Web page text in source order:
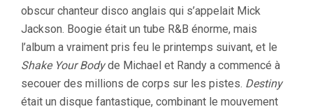
obscur chanteur disco anglais qui s’appelait Mick
Jackson. Boogie était un tube R&B énorme, mais
l’album a vraiment pris feu le printemps suivant, et le
Shake Your Bodyde Michael et Randy a commencé à
secouer des millions de corps sur les pistes. Destiny
était un disque fantastique, combinant le mouvement